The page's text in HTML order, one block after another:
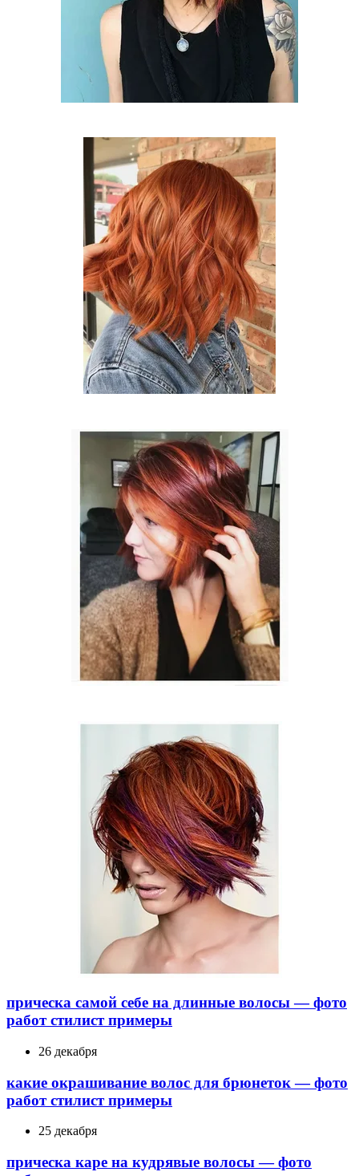
прическа самой себе на длинные волосы — фото
работ стилист примеры
26 декабря
какие окрашивание волос для брюнеток — фото
работ стилист примеры
25 декабря
прическа каре на кудрявые волосы — фото